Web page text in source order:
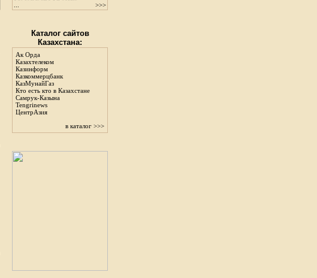
>>>
Каталог сайтов
Казахстана:
Ак Орда
Казахтелеком
Казинформ
Казкоммерцбанк
КазМунайГаз
Кто есть кто в Казахстане
Самрук-Казына
Tengrinews
ЦентрАзия
в каталог >>>